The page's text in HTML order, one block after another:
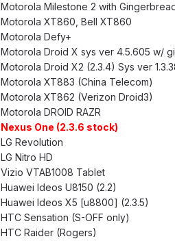
Motorola Milestone 2 with
Motorola XT860, Bell XT860
Motorola Defy+
Motorola Droid X sys ver 4.5.605 w/
Motorola Droid X2 (2.3.4) Sys ver
Motorola XT883 (China Telecom)
Motorola XT862 (Verizon Droid3)
Motorola DROID RAZR
Nexus One (2.3.6 stock)
LG Revolution
LG Nitro HD
Vizio VTAB1008 Tablet
Huawei Ideos U8150 (2.2)
Huawei Ideos X5 [u8800] (2.3.5)
HTC Sensation (S-OFF only)
HTC Raider (Rogers)